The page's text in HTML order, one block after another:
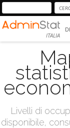
ITALIA
Livelli di
disponibile,